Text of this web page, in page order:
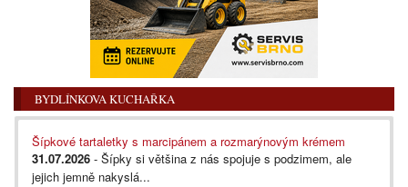
BYDLÍNKOVA KUCHAŘKA
Šípkové tartaletky s marcipánem a rozmarýnovým krémem
31.07.2026 - Šípky si většina z nás spojuje s podzimem, ale
jejich jemně nakyslá...